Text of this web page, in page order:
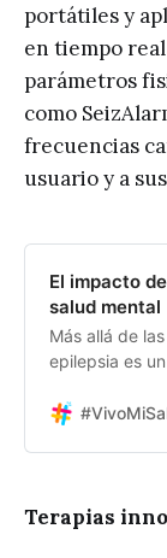
portátiles y
en tiempo
parámetros
como
frecuencias
usuario y a
El impacto
salud mental
Más allá de
epilepsia es
y causa crisis.
epilepsia
Terapias